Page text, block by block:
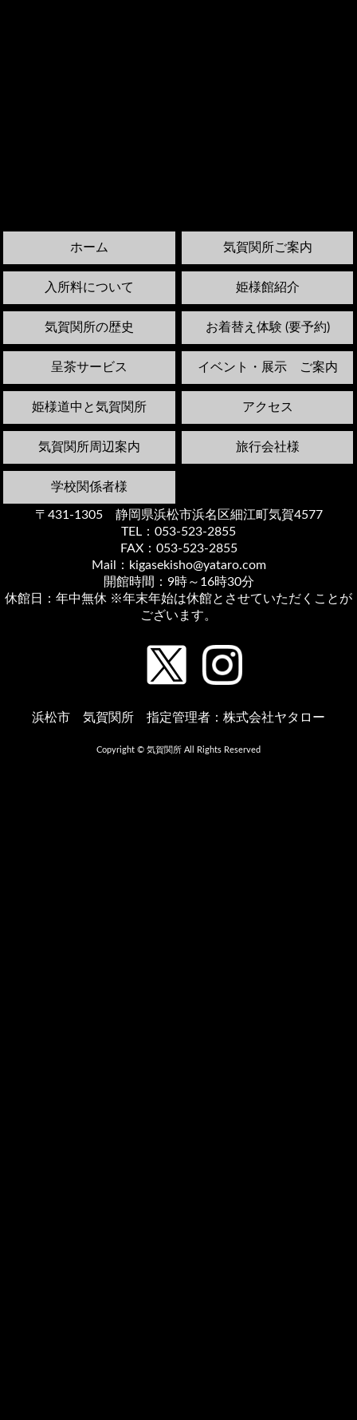
ホーム 気賀関所ご案内
入所料について 姫様館紹介
気賀関所の歴史 お着替え体験 (要予約)
呈茶サービス イベント・展示 ご案内
姫様道中と気賀関所 アクセス
気賀関所周辺案内 旅行会社様
学校関係者様
〒431-1305 静岡県浜松市浜名区細江町気賀4577
TEL：053-523-2855
FAX：053-523-2855
Mail：kigasekisho@yataro.com
開館時間：9時～16時30分
休館日：年中無休 ※年末年始は休館とさせていただくことが
ございます。
浜松市 気賀関所 指定管理者：株式会社ヤタロー
Copyright © 気賀関所 All Rights Reserved